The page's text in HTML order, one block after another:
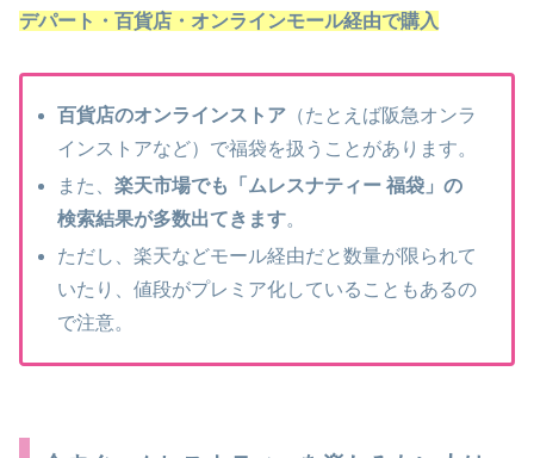
デパート・百貨店・オンラインモール経由で購入
百貨店のオンラインストア （たとえば阪急オンラ
インストアなど）で福袋を扱うことがあります。
また、楽天市場でも「ムレスナティー 福袋」の
検索結果が多数出てきます。
ただし、楽天などモール経由だと数量が限られて
いたり、値段がプレミア化していることもあるの
で注意。